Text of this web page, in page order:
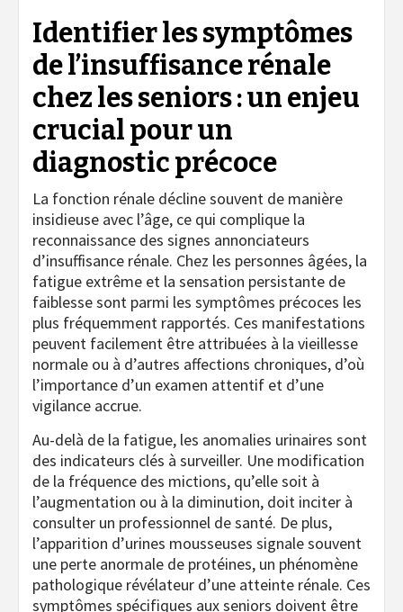
Identifier les symptômes
de l’insuffisance rénale
chez les seniors : un enjeu
crucial pour un
diagnostic précoce
La fonction rénale décline souvent de manière
insidieuse avec l’âge, ce qui complique la
reconnaissance des signes annonciateurs
d’insuffisance rénale. Chez les personnes âgées, la
fatigue extrême et la sensation persistante de
faiblesse sont parmi les symptômes précoces les
plus fréquemment rapportés. Ces manifestations
peuvent facilement être attribuées à la vieillesse
normale ou à d’autres affections chroniques, d’où
l’importance d’un examen attentif et d’une
vigilance accrue.
Au-delà de la fatigue, les anomalies urinaires sont
des indicateurs clés à surveiller. Une modification
de la fréquence des mictions, qu’elle soit à
l’augmentation ou à la diminution, doit inciter à
consulter un professionnel de santé. De plus,
l’apparition d’urines mousseuses signale souvent
une perte anormale de protéines, un phénomène
pathologique révélateur d’une atteinte rénale. Ces
symptômes spécifiques aux seniors doivent être